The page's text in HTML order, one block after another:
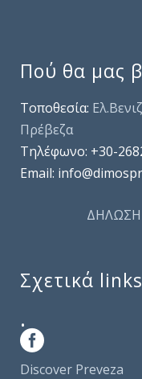
Πού θα μας
Τοποθεσία:
Πρέβεζα
Τηλέφωνo: +30-
Email:
Σχετικά links
.
Discover Preveza